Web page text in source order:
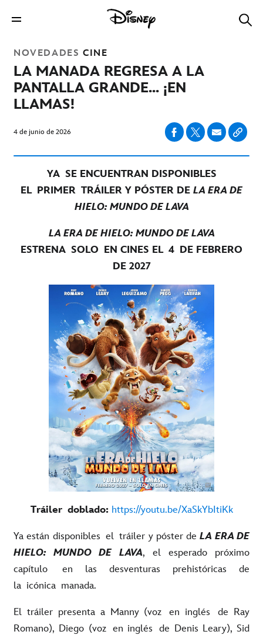
NOVEDADES CINE
LA MANADA REGRESA A LA
PANTALLA GRANDE... ¡EN
LLAMAS!
4 de junio de 2026
YA SE ENCUENTRAN DISPONIBLES
EL PRIMER TRÁILER Y PÓSTER DE LA ERA DE
HIELO: MUNDO DE LAVA
LA ERA DE HIELO: MUNDO DE LAVA
ESTRENA SOLO EN CINES EL 4 DE FEBRERO
DE 2027
Tráiler doblado: https://youtu.be/XaSkYbItiKk
Ya están disponibles el tráiler y póster deLA ERA DE
HIELO: MUNDO DE LAVA, el esperado próximo
capítulo en las desventuras prehistóricas de
la icónica manada.
El tráiler presenta a Manny (voz en inglés de Ray
Romano), Diego (voz en inglés de Denis Leary), Sid